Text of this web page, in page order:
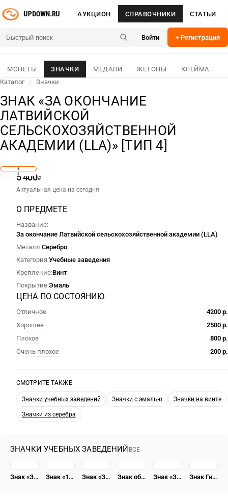
АУКЦИОН СПРАВОЧНИКИ СТАТЬИ
Войти + Регистрация
МОНЕТЫ ЗНАЧКИ МЕДАЛИ ЖЕТОНЫ
КЛЕЙМА
Каталог
/ Значки
ЗНАК «ЗА ОКОНЧАНИЕ
ЛАТВИЙСКОЙ
СЕЛЬСКОХОЗЯЙСТВЕННОЙ
АКАДЕМИИ (LLA)» [ТИП 4]
5 400₽
Актуальная цена на сегодня
О ПРЕДМЕТЕ
Название
За окончание Латвийской сельскохозяйственной академии (LLA)
Металл Серебро
Категория Учебные заведения
Крепление Винт
Покрытие Эмаль
ЦЕНА ПО СОСТОЯНИЮ
Отличное
4200 р.
Хорошее
2500 р.
Плохое
800 р.
Очень плохое
200 р.
СМОТРИТЕ ТАКЖЕ
Значки учебных заведений Значки с эмалью Значки на винте
Значки из серебра
ЗНАЧКИ УЧЕБНЫХ ЗАВЕДЕНИЙ ВСЕ
Знак «За окончание высшего военно-морского училища (ВВМУ)» Знак «10 лет ЦАГИ» Знак «За окончание Московского энергетического института. МЭИ» Знак об окончании военной академии бронетанковых и механизированных войск (БТ и МВ) им. И.В. Сталина Знак «За окончание высшего военно-морского училища (ВВМУ)» [тип 2] Знак Гидрографического института Главсевморпути